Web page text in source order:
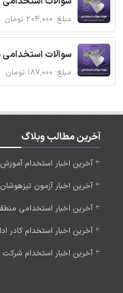
مبلغ: ۲۰۴,۰۰۰ تومان
سوالات استخدامی
مبلغ: ۱۸۷,۰۰۰ تومان
آخرین مطالب وبلاگ
آخرین اخبار استخدام آموزش و پرورش
آخرین اخبار آزمون
آخرین اخبار استخدامی منطقه
آخرین اخبار استخدام کادر اداری قوه
آخرین اخبار استخدام شرکت مادر